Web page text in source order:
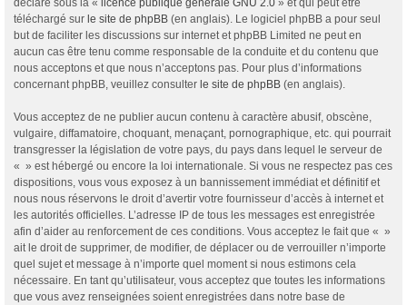
téléchargé sur le site de phpBB (en anglais). Le logiciel phpBB a pour seul
but de faciliter les discussions sur internet et phpBB Limited ne peut en
aucun cas être tenu comme responsable de la conduite et du contenu que
nous acceptons et que nous n’acceptons pas. Pour plus d’informations
concernant phpBB, veuillez consulter le site de phpBB (en anglais).
Vous acceptez de ne publier aucun contenu à caractère abusif, obscène,
vulgaire, diffamatoire, choquant, menaçant, pornographique, etc. qui pourrait
transgresser la législation de votre pays, du pays dans lequel le serveur de
« » est hébergé ou encore la loi internationale. Si vous ne respectez pas ces
dispositions, vous vous exposez à un bannissement immédiat et définitif et
nous nous réservons le droit d’avertir votre fournisseur d’accès à internet et
les autorités officielles. L’adresse IP de tous les messages est enregistrée
afin d’aider au renforcement de ces conditions. Vous acceptez le fait que « »
ait le droit de supprimer, de modifier, de déplacer ou de verrouiller n’importe
quel sujet et message à n’importe quel moment si nous estimons cela
nécessaire. En tant qu’utilisateur, vous acceptez que toutes les informations
que vous avez renseignées soient enregistrées dans notre base de